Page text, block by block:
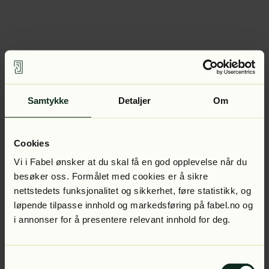
Samtykke Detaljer Om
Cookies
Vi i Fabel ønsker at du skal få en god opplevelse når du
besøker oss. Formålet med cookies er å sikre
nettstedets funksjonalitet og sikkerhet, føre statistikk, og
løpende tilpasse innhold og markedsføring på fabel.no og
i annonser for å presentere relevant innhold for deg.